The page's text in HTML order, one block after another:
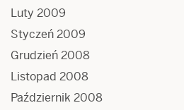
Luty 2009
Styczeń 2009
Grudzień 2008
Listopad 2008
Październik 2008